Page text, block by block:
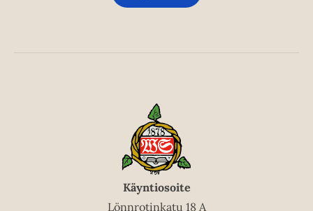
Käyntiosoite
Lönnrotinkatu 18 A